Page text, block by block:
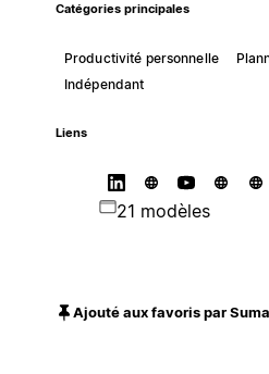
Catégories principales
Productivité personnelle
Indépendant
Liens
21 modèles
Ajouté aux favoris par